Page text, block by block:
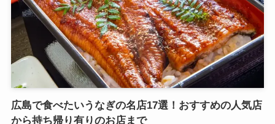
広島で食べたいうなぎの名店17選！おすすめの人気店
から持ち帰り有りのお店まで